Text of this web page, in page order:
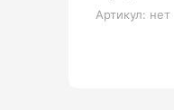
Артикул: нет